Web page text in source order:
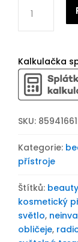
přístroj
pro
pleti
BeautyRelax
Mezomax
RF
Kalkulačka
SKU:
Kategorie:
přístroje
Štítků:
kosmetický
světlo,
obličeje,